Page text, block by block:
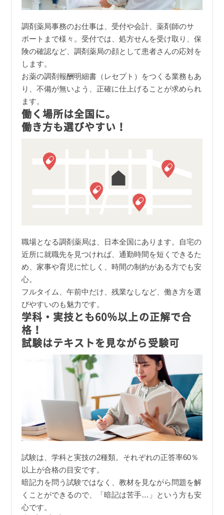
調剤薬局事務のお仕事は、受付や会計、薬剤師のサ
ポートまで様々。受付では、処方せんを受け取り、保
険の確認など、調剤薬局の顔として患者さんの応対を
します。
お薬の調剤報酬明細書（レセプト）をつくる業務もあ
り、不備が無いよう、正確に仕上げることが求められ
ます。
働く場所は全国に。
働き方も選びやすい！
職場となる調剤薬局は、日本全国にあります。自宅の
近所に就職先を見つければ、通勤時間を短くできるた
め、家事や育児に忙しく、時間の制約がある方でも安
心。
フルタイム、午前中だけ、残業なしなど、働き方を選
びやすいのも魅力です。
学科・実技とも60％以上の正解で合
格！
試験はテキストを見ながら受験可
試験は、学科と実技の2種類。それぞれの正答率60％
以上が合格の目安です。
暗記力を問う試験ではなく、教材を見ながら問題を解
くことができるので、「暗記は苦手…」という方も安
心です。